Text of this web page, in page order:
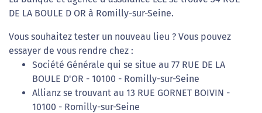
DE LA BOULE D OR à Romilly-sur-Seine.
Vous souhaitez tester un nouveau lieu ? Vous pouvez
essayer de vous rendre chez :
Société Générale qui se situe au 77 RUE DE LA
BOULE D'OR - 10100 - Romilly-sur-Seine
Allianz se trouvant au 13 RUE GORNET BOIVIN -
10100 - Romilly-sur-Seine